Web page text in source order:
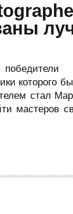
которого
стал
мастеров